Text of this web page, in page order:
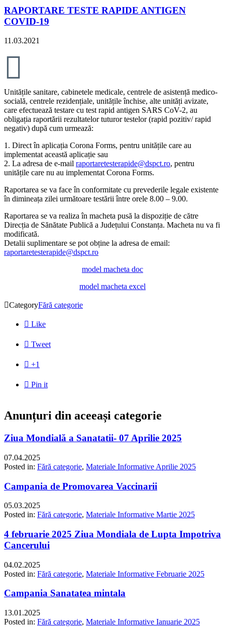
RAPORTARE TESTE RAPIDE ANTIGEN
COVID-19
11.03.2021

Unitățile sanitare, cabinetele medicale, centrele de asistență medico-
socială, centrele rezidențiale, unitățile închise, alte unități avizate,
care efectuează testare cu test rapid antigen SARS CoV-2, au
obligația raportării rezultatelor tuturor testelor (rapid pozitiv/ rapid
negativ) după cum urmează:
1. Direct în aplicația Corona Forms, pentru unitățile care au
implementat această aplicație sau
2. La adresa de e-mail raportaretesterapide@dspct.ro, pentru
unitățile care nu au implementat Corona Forms.
Raportarea se va face în conformitate cu prevederile legale existente
în dimineața zilei următoare testării între orele 8.00 – 9.00.
Raportarea se va realiza în macheta pusă la dispoziție de către
Direcția de Sănătate Publică a Județului Constanța. Macheta nu va fi
modificată.
Detalii suplimentare se pot obține la adresa de email:
raportaretesterapide@dspct.ro
model macheta doc
model macheta excel
CategoryFără categorie
 Like
 Tweet
 +1
 Pin it
Anunțuri din aceeași categorie
Ziua Mondială a Sanatatii- 07 Aprilie 2025
07.04.2025
Posted in: Fără categorie, Materiale Informative Aprilie 2025
Campania de Promovarea Vaccinarii
05.03.2025
Posted in: Fără categorie, Materiale Informative Martie 2025
4 februarie 2025 Ziua Mondiala de Lupta Impotriva
Cancerului
04.02.2025
Posted in: Fără categorie, Materiale Informative Februarie 2025
Campania Sanatatea mintala
13.01.2025
Posted in: Fără categorie, Materiale Informative Ianuarie 2025